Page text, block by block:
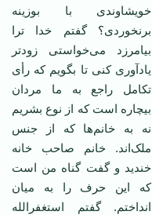
خویشاوندی با بوزینه
برنخوردی؟ گفتم خدا ترا
بیامرزد می‌خواستی زود‌تر
یادآوری کنی تا بگویم که رأی
تکامل راجع به ما مردان
بیچاره است که از نوع بشریم
نه به خانم‌ها که از جنس
ملک‌اند. خانم صاحب خانه
خندید و گفت گناه من است
که این حرف را به میان
انداختم. گفتم استغفرالله